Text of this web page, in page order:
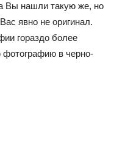
Вы нашли такую же, но
явно не оригинал.
гораздо более
фотографию в черно-